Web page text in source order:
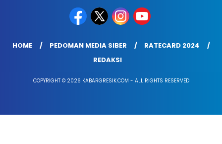
HOME PEDOMAN MEDIA SIBER
RATECARD 2024
REDAKSI
COPYRIGHT © 2026 KABARGRESIK.COM - ALL RIGHTS RESERVED